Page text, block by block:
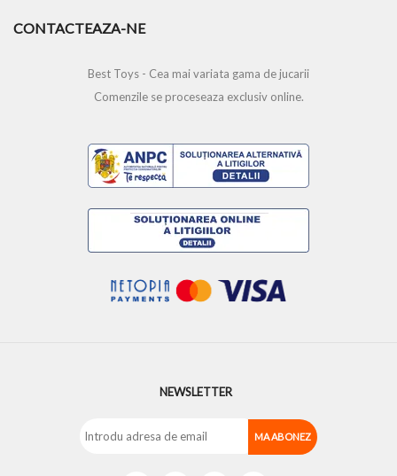
CONTACTEAZA-NE
Best Toys - Cea mai variata gama de jucarii
Comenzile se proceseaza exclusiv online.
NEWSLETTER